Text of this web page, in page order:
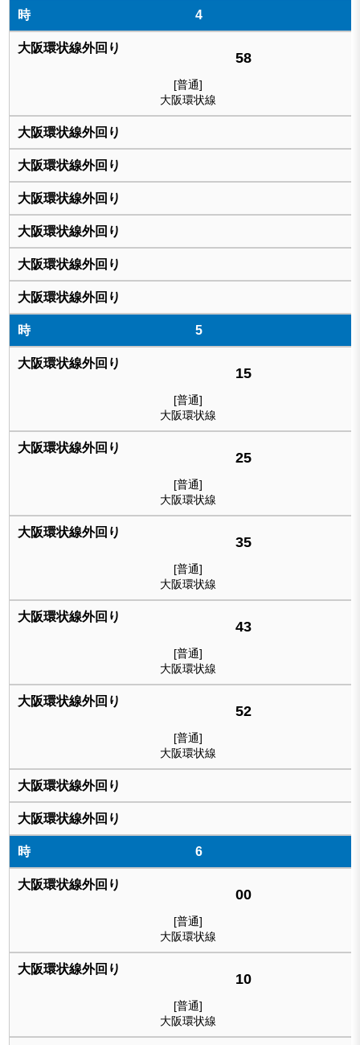
4
58
[普通]
大阪環状線
5
15
[普通]
大阪環状線
25
[普通]
大阪環状線
35
[普通]
大阪環状線
43
[普通]
大阪環状線
52
[普通]
大阪環状線
6
00
[普通]
大阪環状線
10
[普通]
大阪環状線